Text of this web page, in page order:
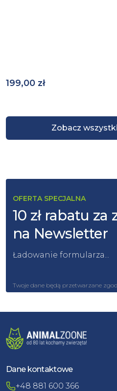
Zobacz
199,00 zł
OFERTA SPECJALNA
10 zł rabatu za
na Newsletter
Ładowanie formularza...
Twoje dane będą przetwarzane
Dane kontaktowe
+48 881 600 366